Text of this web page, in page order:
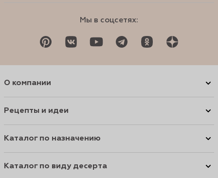
Мы в соцсетях:
О компании
Рецепты и идеи
Каталог по назначению
Каталог по виду десерта